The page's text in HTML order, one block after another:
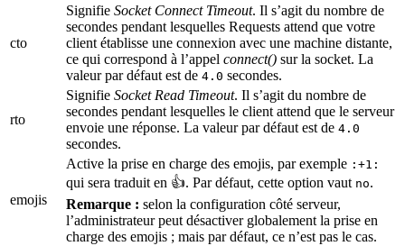
cto
Signifie Socket Connect Timeout. Il s’agit du nombre de
secondes pendant lesquelles Requests attend que votre
client établisse une connexion avec une machine distante,
ce qui correspond à l’appel connect() sur la socket. La
valeur par défaut est de 4.0 secondes.
rto
Signifie Socket Read Timeout. Il s’agit du nombre de
secondes pendant lesquelles le client attend que le serveur
envoie une réponse. La valeur par défaut est de 4.0
secondes.
emojis
Active la prise en charge des emojis, par exemple :+1:
qui sera traduit en 👍. Par défaut, cette option vaut no.
Remarque : selon la configuration côté serveur,
l’administrateur peut désactiver globalement la prise en
charge des emojis ; mais par défaut, ce n’est pas le cas.